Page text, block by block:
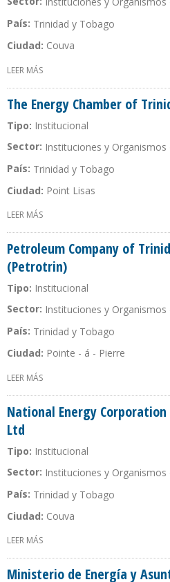
País: Trinidad y Tobago
Ciudad: Couva
LEER MÁS
The Energy Chamber of
Tipo: Institucional
Sector: Instituciones y
País: Trinidad y Tobago
Ciudad: Point Lisas
LEER MÁS
Petroleum Company of
(Petrotrin)
Tipo: Institucional
Sector: Instituciones y
País: Trinidad y Tobago
Ciudad: Pointe - á - Pierre
LEER MÁS
National Energy
Ltd
Tipo: Institucional
Sector: Instituciones y
País: Trinidad y Tobago
Ciudad: Couva
LEER MÁS
Ministerio de Energía y